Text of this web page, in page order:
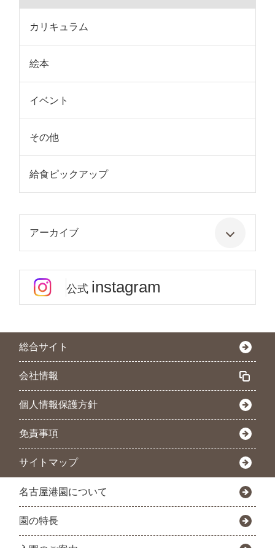
カリキュラム
絵本
イベント
その他
給食ピックアップ
アーカイブ
公式 instagram
総合サイト
会社情報
個人情報保護方針
免責事項
サイトマップ
名古屋港園について
園の特長